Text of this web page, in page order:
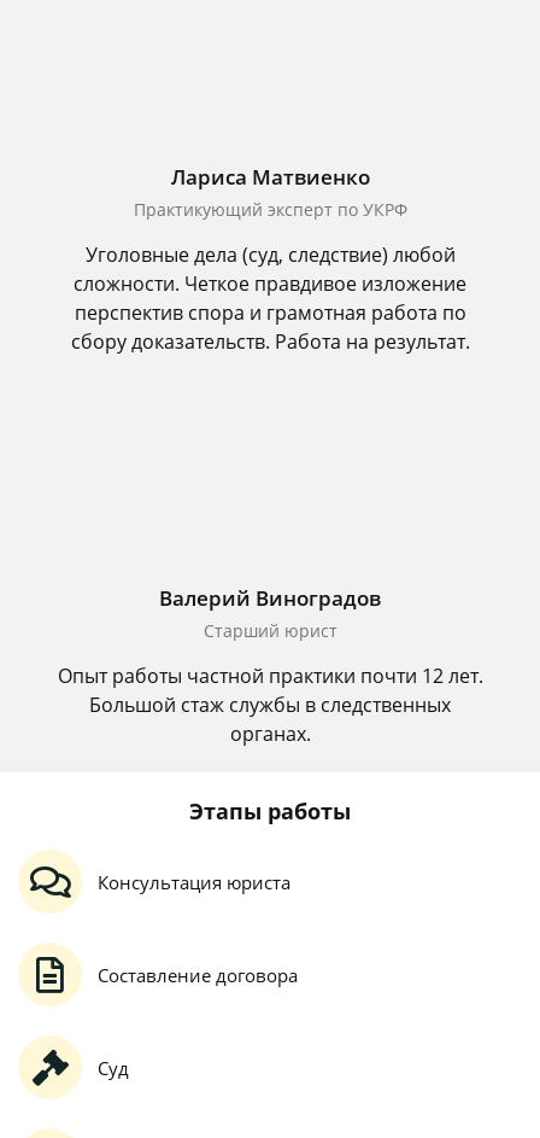
Лариса Матвиенко
Практикующий эксперт по УКРФ
Уголовные дела (суд, следствие) любой
сложности. Четкое правдивое изложение
перспектив спора и грамотная работа по
сбору доказательств. Работа на результат.
Валерий Виноградов
Старший юрист
Опыт работы частной практики почти 12 лет.
Большой стаж службы в следственных
органах.
Этапы работы
Консультация юриста
Составление договора
Суд